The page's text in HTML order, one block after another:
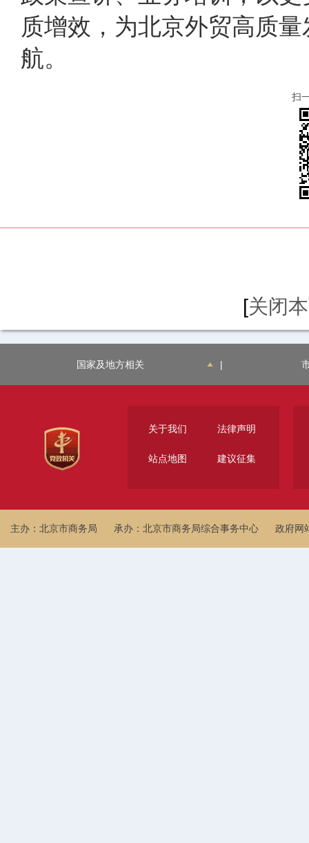
质增效，为北京外贸高质
航。
扫
[关闭
国家及地方相关 |
关于我们 法律声明
站点地图 建议征集
主办：北京市商务局 承办：北京市商务局综合事务中心 政府网